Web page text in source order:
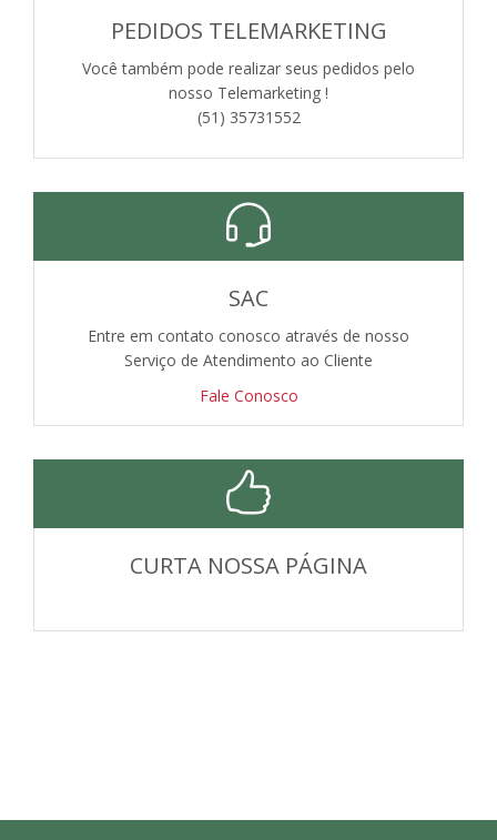
PEDIDOS TELEMARKETING
Você também pode realizar seus pedidos pelo
nosso Telemarketing !
(51) 35731552
SAC
Entre em contato conosco através de nosso
Serviço de Atendimento ao Cliente
Fale Conosco
CURTA NOSSA PÁGINA